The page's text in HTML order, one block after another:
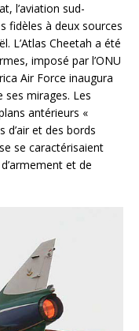
l’aviation sud-
fidèles à deux sources
L’Atlas Cheetah a été
imposé par l’ONU
Air Force inaugura
mirages. Les
antérieurs «
d’air et des bords
se caractérisaient
et de